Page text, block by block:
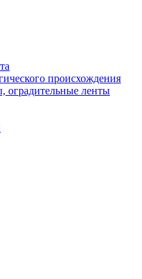
происхождения
оградительные ленты